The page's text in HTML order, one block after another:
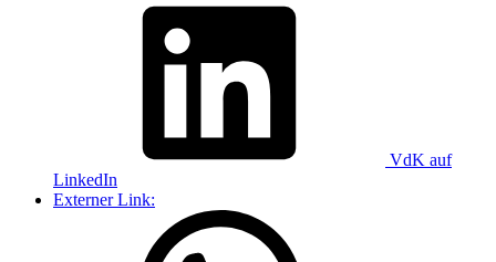
VdK auf
LinkedIn
Externer Link: